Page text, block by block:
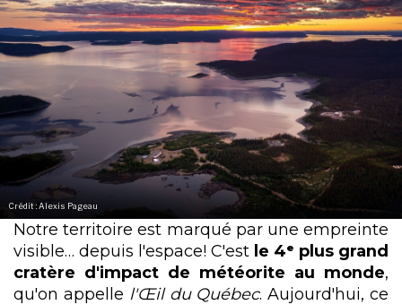
Crédit : Alexis Pageau
Notre territoire est marqué par une empreinte
visible… depuis l'espace! C'est le 4ᵉ plus grand
cratère d'impact de météorite au monde,
qu'on appelle l'Œil du Québec. Aujourd'hui, ce